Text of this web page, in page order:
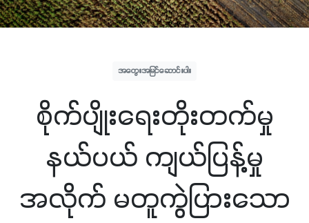
အတွေးအမြင်ဆောင်းပါး
စိုက်ပျိုးရေးတိုးတက်မှု
နယ်ပယ် ကျယ်ပြန့်မှု
အလိုက် မတူကွဲပြားသော